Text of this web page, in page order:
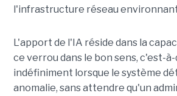
l'infrastructure réseau
L'apport de l'IA réside dans la
ce verrou dans le bon sens, c'est-
indéfiniment lorsque le système
anomalie, sans attendre qu'un